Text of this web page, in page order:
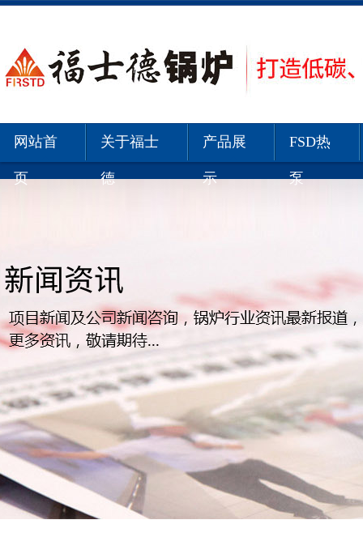
网站首
页
关于福士
德
产品展
示
FSD热
泵